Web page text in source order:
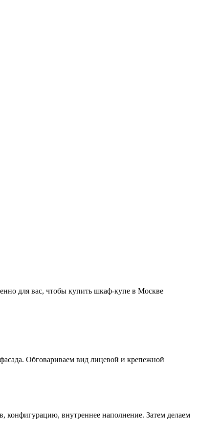
для вас, чтобы купить шкаф-купе в Москве
Обговариваем вид лицевой и крепежной
конфигурацию, внутреннее наполнение. Затем делаем